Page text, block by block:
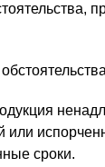
или
сроки.